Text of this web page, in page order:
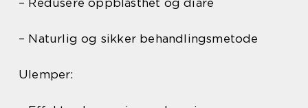
– Redusere oppblåsthet og diaré
– Naturlig og sikker behandlingsmetode
Ulemper: